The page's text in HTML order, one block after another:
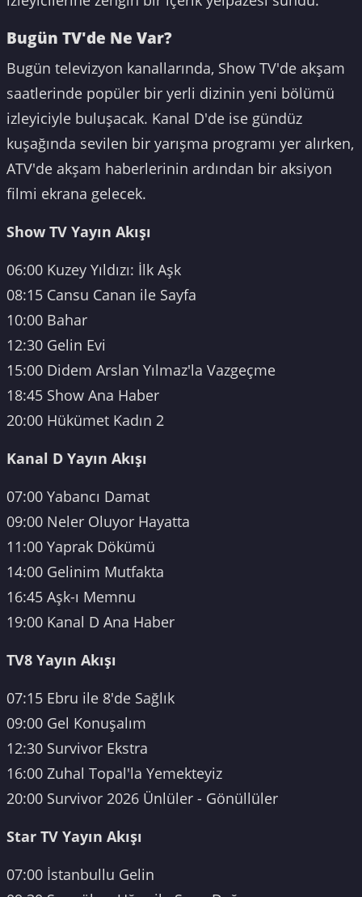
Bugün TV'de Ne Var?
Bugün televizyon kanallarında, Show TV'de akşam
saatlerinde popüler bir yerli dizinin yeni bölümü
izleyiciyle buluşacak. Kanal D'de ise gündüz
kuşağında sevilen bir yarışma programı yer alırken,
ATV'de akşam haberlerinin ardından bir aksiyon
filmi ekrana gelecek.
Show TV Yayın Akışı
06:00 Kuzey Yıldızı: İlk Aşk
08:15 Cansu Canan ile Sayfa
10:00 Bahar
12:30 Gelin Evi
15:00 Didem Arslan Yılmaz'la Vazgeçme
18:45 Show Ana Haber
20:00 Hükümet Kadın 2
Kanal D Yayın Akışı
07:00 Yabancı Damat
09:00 Neler Oluyor Hayatta
11:00 Yaprak Dökümü
14:00 Gelinim Mutfakta
16:45 Aşk-ı Memnu
19:00 Kanal D Ana Haber
TV8 Yayın Akışı
07:15 Ebru ile 8'de Sağlık
09:00 Gel Konuşalım
12:30 Survivor Ekstra
16:00 Zuhal Topal'la Yemekteyiz
20:00 Survivor 2026 Ünlüler - Gönüllüler
Star TV Yayın Akışı
07:00 İstanbullu Gelin